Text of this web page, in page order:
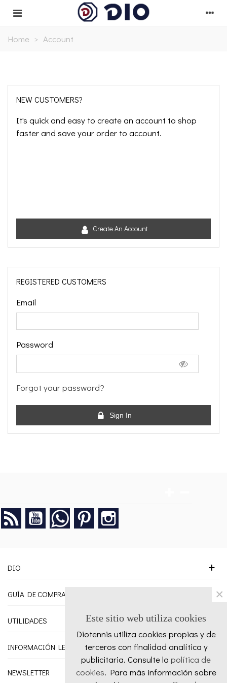
Home > Account
NEW CUSTOMERS?
It's quick and easy to create an account to shop
faster and save your order to account.
Create An Account
REGISTERED CUSTOMERS
Email
Password
Forgot your password?
Sign In
Rss YouTubeGoogle +Pinterest
DIO
GUÍA DE COMPRA
UTILIDADES
INFORMACIÓN LEGAL
NEWSLETTER
Este sitio web utiliza cookies
Diotennis utiliza cookies propias y de
terceros con finalidad analítica y
publicitaria. Consulte la política de
cookies. Para más información sobre
×